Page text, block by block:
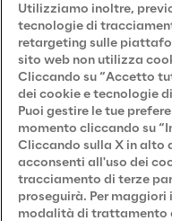
Privacy Notice
Accessibilità
Careers
Contacts
Utilizziamo inoltre,
tecnologie di
retargeting sulle
sito web non utilizza
Cliccando su “Accetto
dei cookie e tecnologie
Puoi gestire le tue
momento cliccando su
Cliccando sulla X in alto
acconsenti all'uso dei
tracciamento di terze
proseguirà. Per
modalità di trattamento